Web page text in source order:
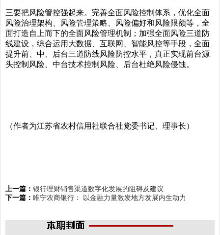
三要把风险管控强起来。完善全面风险控制体系，优化全面
风险治理架构、风险管理策略、风险偏好和风险限额等，全
面打造自上而下的全面风险管理机制；加强全面风险三道防
线建设，综合运用大数据、互联网、智能风控等手段，全面
提升前、中、后台三道防线风险防控水平，真正实现前台源
头控制风险、中台技术控制风险、后台杜绝风险侵蚀。
（作者为江苏省农村信用社联合社党委书记、理事长）
上一篇： 银行理财销售渠道数字化发展的阻碍及建议
下一篇： 睢宁农商银行： 以金融力量激发地方发展内生动力